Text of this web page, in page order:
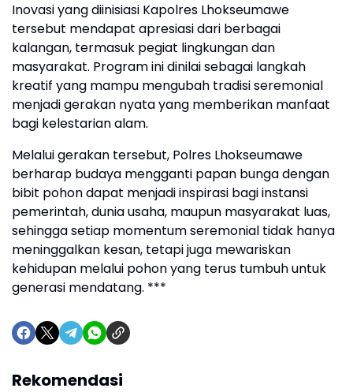
Inovasi yang diinisiasi Kapolres Lhokseumawe
tersebut mendapat apresiasi dari berbagai
kalangan, termasuk pegiat lingkungan dan
masyarakat. Program ini dinilai sebagai langkah
kreatif yang mampu mengubah tradisi seremonial
menjadi gerakan nyata yang memberikan manfaat
bagi kelestarian alam.
Melalui gerakan tersebut, Polres Lhokseumawe
berharap budaya mengganti papan bunga dengan
bibit pohon dapat menjadi inspirasi bagi instansi
pemerintah, dunia usaha, maupun masyarakat luas,
sehingga setiap momentum seremonial tidak hanya
meninggalkan kesan, tetapi juga mewariskan
kehidupan melalui pohon yang terus tumbuh untuk
generasi mendatang. ***
Rekomendasi